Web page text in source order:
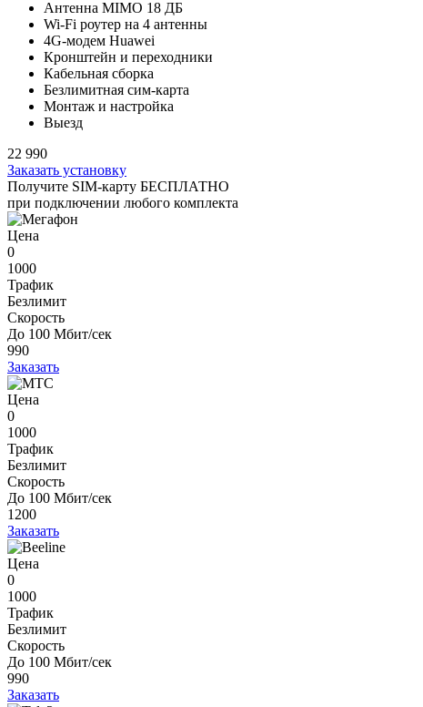
Антенна MIMO 18 ДБ
Wi-Fi роутер на 4 антенны
4G-модем Huawei
Кронштейн и переходники
Кабельная сборка
Безлимитная сим-карта
Монтаж и настройка
Выезд
22 990
Заказать установку
Получите SIM-карту БЕСПЛАТНО
при подключении любого комплекта
Цена
0
1000
Трафик
Безлимит
Скорость
До 100 Мбит/сек
990
Заказать
Цена
0
1000
Трафик
Безлимит
Скорость
До 100 Мбит/сек
1200
Заказать
Цена
0
1000
Трафик
Безлимит
Скорость
До 100 Мбит/сек
990
Заказать